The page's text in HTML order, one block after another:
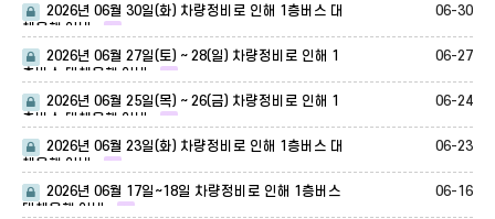
2026년 06월 30일(화) 차량정비로 인해 1층버스 대
체운행 안내.
06-30
2026년 06월 27일(토) ~ 28(일) 차량정비로 인해 1
층버스 대체운행 안내.
06-27
2026년 06월 25일(목) ~ 26(금) 차량정비로 인해 1
층버스 대체운행 안내.
06-24
2026년 06월 23일(화) 차량정비로 인해 1층버스 대
체운행 안내.
06-23
2026년 06월 17일~18일 차량정비로 인해 1층버스
대체운행 안내.
06-16